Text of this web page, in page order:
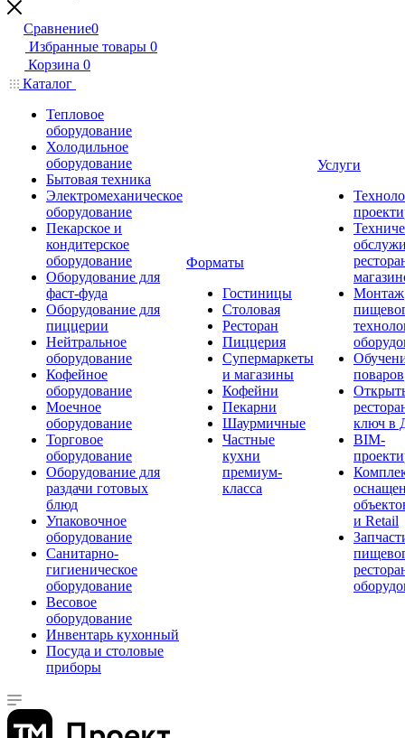
Сравнение0
Избранные товары 0
Корзина 0
Каталог
Тепловое
оборудование
Холодильное
оборудование
Бытовая техника
Электромеханическое
оборудование
Пекарское и
кондитерское
оборудование
Оборудование для
фаст-фуда
Оборудование для
пиццерии
Нейтральное
оборудование
Кофейное
оборудование
Моечное
оборудование
Торговое
оборудование
Оборудование для
раздачи готовых
блюд
Упаковочное
оборудование
Санитарно-
гигиеническое
оборудование
Весовое
оборудование
Инвентарь кухонный
Посуда и столовые
приборы
Форматы
Гостиницы
Столовая
Ресторан
Пиццерия
Супермаркеты
и магазины
Кофейни
Пекарни
Шаурмичные
Частные
кухни
премиум-
класса
Услуги
Монтаж
поваров
ключ в
BIM-
и Retail